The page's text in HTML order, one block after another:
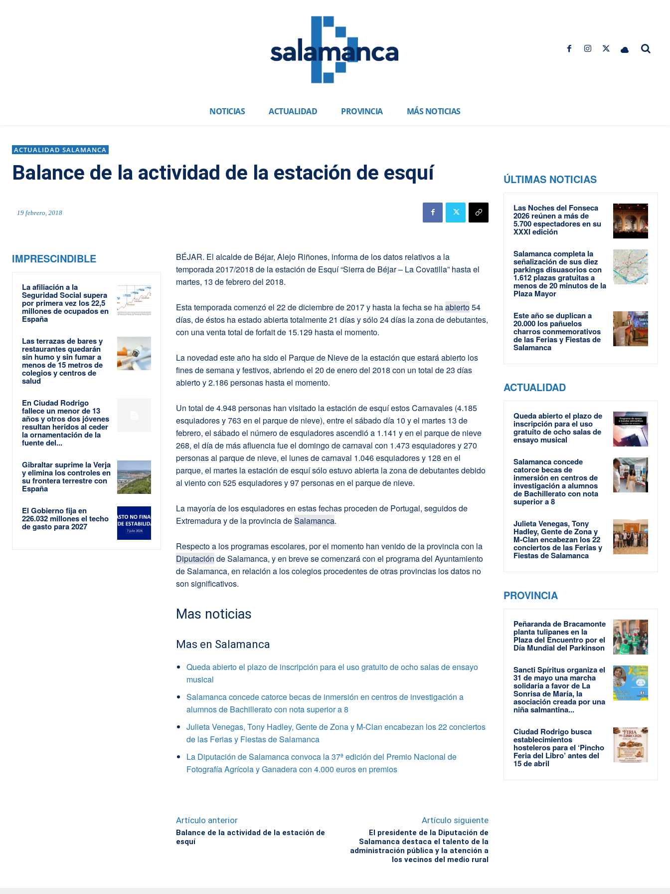
NOTICIAS ACTUALIDAD PROVINCIA MÁS NOTICIAS
ACTUALIDAD SALAMANCA
Balance de la actividad de la estación de esquí
19 febrero, 2018
IMPRESCINDIBLE
La afiliación a la
Seguridad Social supera
por primera vez los 22,5
millones de ocupados en
España
Las terrazas de bares y
restaurantes quedarán
sin humo y sin fumar a
menos de 15 metros de
colegios y centros de
salud
En Ciudad Rodrigo
fallece un menor de 13
años y otros dos jóvenes
resultan heridos al ceder
la ornamentación de la
fuente del...
Gibraltar suprime la Verja
y elimina los controles en
su frontera terrestre con
España
El Gobierno fija en
226.032 millones el techo
de gasto para 2027
BÉJAR. El alcalde de Béjar, Alejo Riñones, informa de los datos relativos a la
temporada 2017/2018 de la estación de Esquí “Sierra de Béjar – La Covatilla” hasta el
martes, 13 de febrero del 2018.
Esta temporada comenzó el 22 de diciembre de 2017 y hasta la fecha se haabierto54
días, de éstos ha estado abierta totalmente 21 días y sólo 24 días la zona de debutantes,
con una venta total de forfait de 15.129 hasta el momento.
La novedad este año ha sido el Parque de Nieve de la estación que estará abierto los
fines de semana y festivos, abriendo el 20 de enero del 2018 con un total de 23 días
abierto y 2.186 personas hasta el momento.
Un total de 4.948 personas han visitado la estación de esquí estos Carnavales (4.185
esquiadores y 763 en el parque de nieve), entre el sábado día 10 y el martes 13 de
febrero, el sábado el número de esquiadores ascendió a 1.141 y en el parque de nieve
268, el día de más afluencia fue el domingo de carnaval con 1.473 esquiadores y 270
personas al parque de nieve, el lunes de carnaval 1.046 esquiadores y 128 en el
parque, el martes la estación de esquí sólo estuvo abierta la zona de debutantes debido
al viento con 525 esquiadores y 97 personas en el parque de nieve.
La mayoría de los esquiadores en estas fechas proceden de Portugal, seguidos de
Extremadura y de la provincia deSalamanca.
Respecto a los programas escolares, por el momento han venido de la provincia con la
Diputación de Salamanca, y en breve se comenzará con el programa del Ayuntamiento
de Salamanca, en relación a los colegios procedentes de otras provincias los datos no
son significativos.
Mas noticias
Mas en Salamanca
Queda abierto el plazo de inscripción para el uso gratuito de ocho salas de ensayo
musical
Salamanca concede catorce becas de inmersión en centros de investigación a
alumnos de Bachillerato con nota superior a 8
Julieta Venegas, Tony Hadley, Gente de Zona y M-Clan encabezan los 22 conciertos
de las Ferias y Fiestas de Salamanca
La Diputación de Salamanca convoca la 37ª edición del Premio Nacional de
Fotografía Agrícola y Ganadera con 4.000 euros en premios
Artículo anterior
Balance de la actividad de la estación de
esquí
Artículo siguiente
El presidente de la Diputación de
Salamanca destaca el talento de la
administración pública y la atención a
los vecinos del medio rural
ÚLTIMAS NOTICIAS
Las Noches del Fonseca
2026 reúnen a más de
5.700 espectadores en su
XXXI edición
Salamanca completa la
señalización de sus diez
parkings disuasorios con
1.612 plazas gratuitas a
menos de 20 minutos de la
Plaza Mayor
Este año se duplican a
20.000 los pañuelos
charros conmemorativos
de las Ferias y Fiestas de
Salamanca
ACTUALIDAD
Queda abierto el plazo de
inscripción para el uso
gratuito de ocho salas de
ensayo musical
Salamanca concede
catorce becas de
inmersión en centros de
investigación a alumnos
de Bachillerato con nota
superior a 8
Julieta Venegas, Tony
Hadley, Gente de Zona y
M-Clan encabezan los 22
conciertos de las Ferias y
Fiestas de Salamanca
PROVINCIA
Peñaranda de Bracamonte
planta tulipanes en la
Plaza del Encuentro por el
Día Mundial del Parkinson
Sancti Spíritus organiza el
31 de mayo una marcha
solidaria a favor de La
Sonrisa de María, la
asociación creada por una
niña salmantina...
Ciudad Rodrigo busca
establecimientos
hosteleros para el ‘Pincho
Feria del Libro’ antes del
15 de abril